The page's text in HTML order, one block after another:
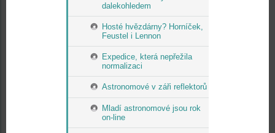
dalekohledem
Hosté hvězdárny? Horníček,
Feustel i Lennon
Expedice, která nepřežila
normalizaci
Astronomové v záři reflektorů
Mladí astronomové jsou rok
on-line